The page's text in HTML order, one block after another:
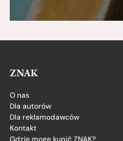
ZNAK
O nas
Dla autorów
Dla reklamodawców
Kontakt